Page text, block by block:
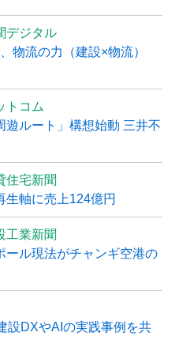
デジタル
物流の力（建設×物流）
トコム
遊ルート」構想始動 三井不
住宅新聞
生軸に売上124億円
工業新聞
ール現法がチャンギ空港の
設DXやAIの実践事例を共